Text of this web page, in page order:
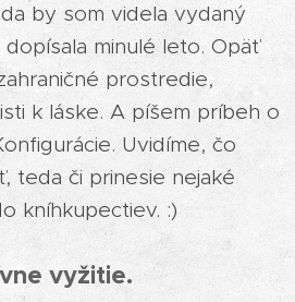
by som videla vydaný
minulé leto. Opäť
prostredie,
k láske. A píšem príbeh o
Uvidíme, čo
teda či prinesie nejaké
kníhkupectiev. :)
vyžitie.